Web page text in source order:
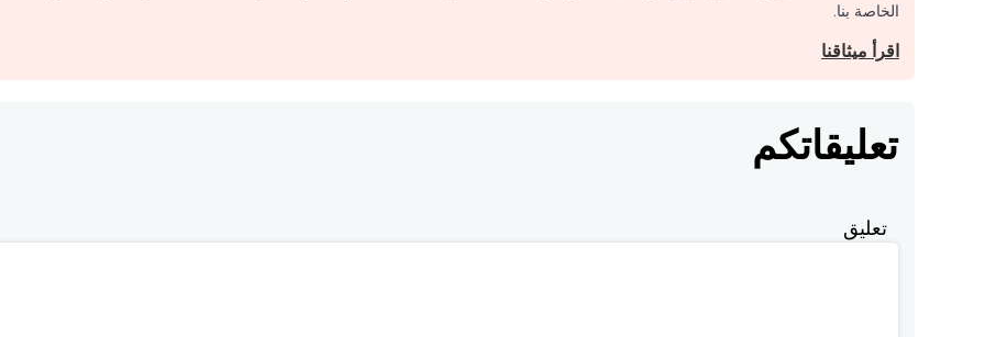
الخاصة بنا.
اقرأ ميثاقنا
تعليقاتكم
تعليق